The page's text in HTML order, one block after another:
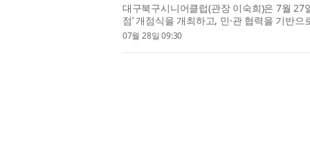
대구북구시니어클럽(관장 이숙희)은 7월 27
점’ 개점식을 개최하고, 민·관 협력을 기반
을 알렸다. 정직유부 대구사회공헌...
07월 28일 09:30